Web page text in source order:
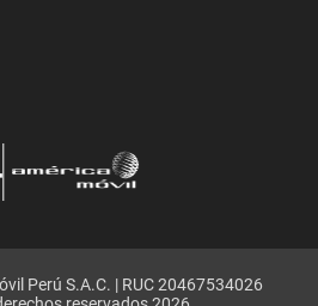
Perú S.A.C. | RUC 20467534026